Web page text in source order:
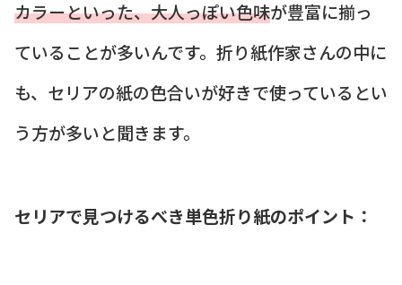
カラーといった、大人っぽい色味が豊富に揃っ
ていることが多いんです。折り紙作家さんの中に
も、セリアの紙の色合いが好きで使っているとい
う方が多いと聞きます。
セリアで見つけるべき単色折り紙のポイント：